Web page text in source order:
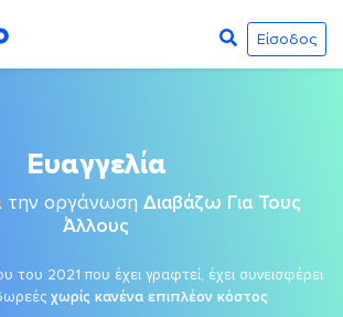
Είσοδος
Ευαγγελία
την οργάνωση Διαβάζω Για Τους
Άλλους
του 2021 που έχει γραφτεί, έχει συνεισφέρει
χωρίς κανένα επιπλέον κόστος